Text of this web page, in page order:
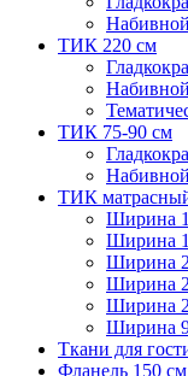
Набивной
ТИК 220 см
Набивной
ТИК 75-90 см
Набивной
ТИК
Ширина
Ширина
Ширина
Ширина
Ширина
Ширина
Ткани для
Фланель 150 см